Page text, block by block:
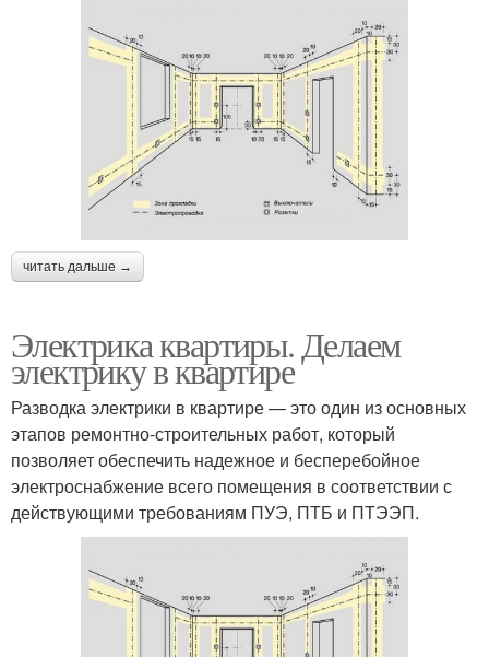
читать дальше →
Электрика квартиры. Делаем
электрику в квартире
Разводка электрики в квартире — это один из основных
этапов ремонтно-строительных работ, который
позволяет обеспечить надежное и бесперебойное
электроснабжение всего помещения в соответствии с
действующими требованиям ПУЭ, ПТБ и ПТЭЭП.